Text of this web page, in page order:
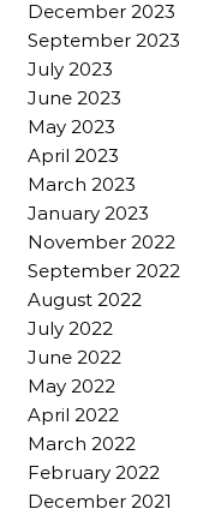
December 2023
September 2023
July 2023
June 2023
May 2023
April 2023
March 2023
January 2023
November 2022
September 2022
August 2022
July 2022
June 2022
May 2022
April 2022
March 2022
February 2022
December 2021